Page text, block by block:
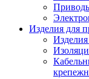
Изделия для